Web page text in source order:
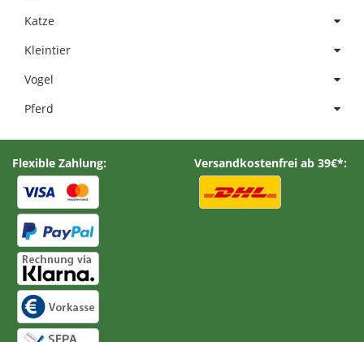
Katze
Kleintier
Vogel
Pferd
Flexible Zahlung: Versandkostenfrei ab 39€*: